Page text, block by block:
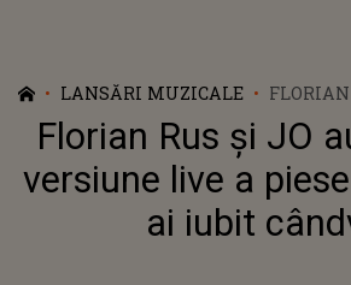
LANSĂRI MUZICALE
LANSAT
PIESEI
CÂNDVA"
Florian Rus și JO
versiune live a
ai iubit